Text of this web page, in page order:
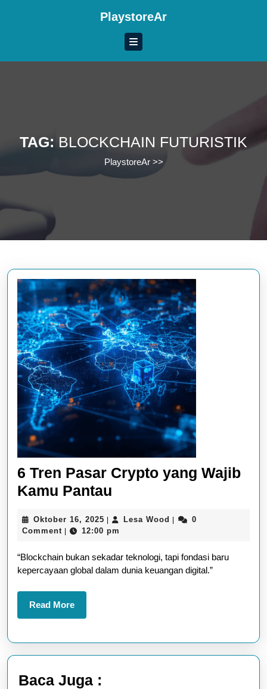
PlaystoreAr
TAG: BLOCKCHAIN FUTURISTIK
PlaystoreAr>>
6 Tren Pasar Crypto yang Wajib
Kamu Pantau
Pasar
yang
Oktober 16, 2025 Oktober
16,
Lesa Wood Lesa 0
Comment
12:00 pm
“Blockchain bukan sekadar teknologi, tapi fondasi baru
kepercayaan global dalam dunia keuangan digital.”
Read MoreRead
More
Baca Juga :